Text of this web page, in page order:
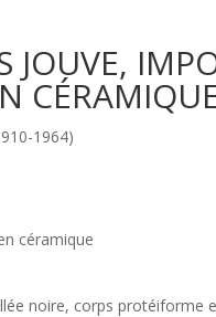
JOUVE,
1964)
céramique
noire, corps protéiforme